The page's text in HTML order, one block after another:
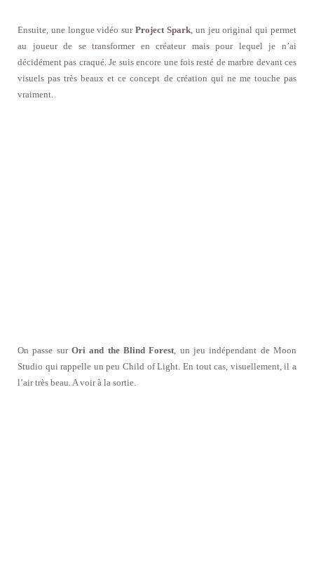
Ensuite, une longue vidéo surProject Spark, un jeu original qui permet
au joueur de se transformer en créateur mais pour lequel je n’ai
décidément pas craqué. Je suis encore une fois resté de marbre devant ces
visuels pas très beaux et ce concept de création qui ne me touche pas
vraiment.
On passe sur Ori and the Blind Forest , un jeu indépendant de Moon
Studio qui rappelle un peu Child of Light. En tout cas, visuellement, il a
l’air très beau. A voir à la sortie.